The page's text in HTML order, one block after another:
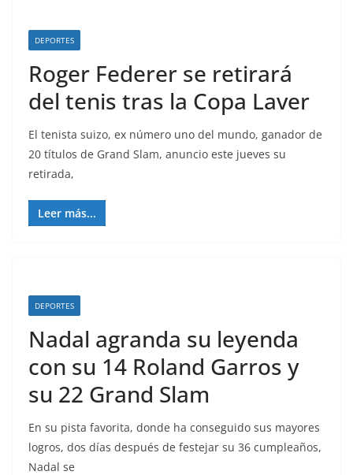
DEPORTES
Roger Federer se retirará
del tenis tras la Copa Laver
El tenista suizo, ex número uno del mundo, ganador de
20 títulos de Grand Slam, anuncio este jueves su
retirada,
Leer más...
DEPORTES
Nadal agranda su leyenda
con su 14 Roland Garros y
su 22 Grand Slam
En su pista favorita, donde ha conseguido sus mayores
logros, dos días después de festejar su 36 cumpleaños,
Nadal se